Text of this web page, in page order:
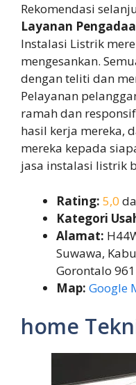
Rekomendasi
Layanan
Instalasi Listrik
mengesankan.
dengan teliti dan
Pelayanan
ramah dan
hasil kerja mereka,
mereka kepada
jasa instalasi listrik
Rating: 5,0
Kategori
Alamat:
Suwawa,
Gorontalo
Map: Google
home